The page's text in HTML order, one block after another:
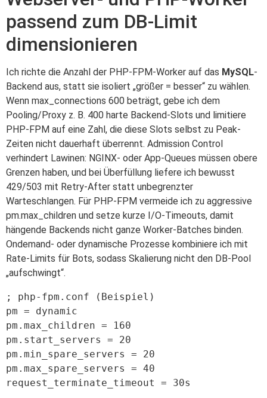
passend zum DB-Limit
dimensionieren
Ich richte die Anzahl der PHP-FPM-Worker auf das MySQL-
Backend aus, statt sie isoliert „größer = besser“ zu wählen.
Wenn max_connections 600 beträgt, gebe ich dem
Pooling/Proxy z. B. 400 harte Backend-Slots und limitiere
PHP-FPM auf eine Zahl, die diese Slots selbst zu Peak-
Zeiten nicht dauerhaft überrennt. Admission Control
verhindert Lawinen: NGINX- oder App-Queues müssen obere
Grenzen haben, und bei Überfüllung liefere ich bewusst
429/503 mit Retry-After statt unbegrenzter
Warteschlangen. Für PHP-FPM vermeide ich zu aggressive
pm.max_children und setze kurze I/O-Timeouts, damit
hängende Backends nicht ganze Worker-Batches binden.
Ondemand- oder dynamische Prozesse kombiniere ich mit
Rate-Limits für Bots, sodass Skalierung nicht den DB-Pool
„aufschwingt“.
; php-fpm.conf (Beispiel)
pm = dynamic
pm.max_children = 160
pm.start_servers = 20
pm.min_spare_servers = 20
pm.max_spare_servers = 40